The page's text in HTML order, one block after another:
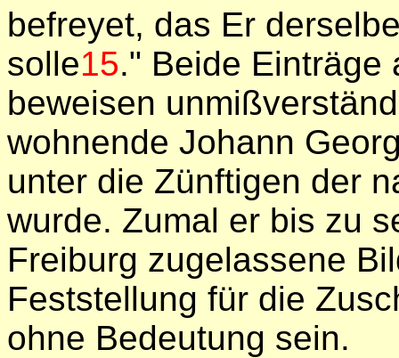
befreyet, das Er
solle15." Beide Einträge
beweisen
wohnende Johann
unter die Zünftigen der
wurde. Zumal er bis zu
Freiburg zugelassene
Feststellung für die
ohne Bedeutung sein.